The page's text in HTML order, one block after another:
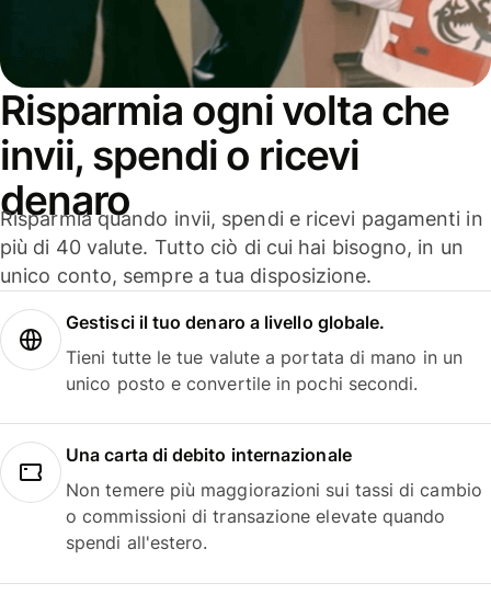
Risparmia ogni volta che
invii, spendi o ricevi
denaro
Risparmia quando invii, spendi e ricevi pagamenti in
più di 40 valute. Tutto ciò di cui hai bisogno, in un
unico conto, sempre a tua disposizione.
Gestisci il tuo denaro a livello globale.
Tieni tutte le tue valute a portata di mano in un
unico posto e convertile in pochi secondi.
Una carta di debito internazionale
Non temere più maggiorazioni sui tassi di cambio
o commissioni di transazione elevate quando
spendi all'estero.